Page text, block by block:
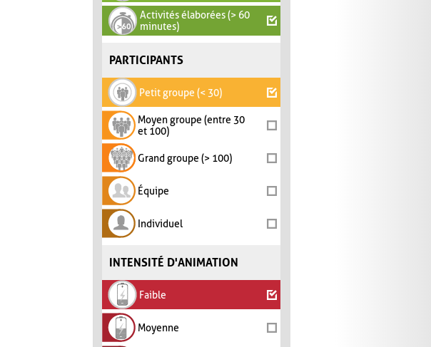
Activités élaborées (> 60
minutes)
PARTICIPANTS
Petit groupe (< 30)
Moyen groupe (entre 30
et 100)
Grand groupe (> 100)
Équipe
Individuel
INTENSITÉ D'ANIMATION
Faible
Moyenne